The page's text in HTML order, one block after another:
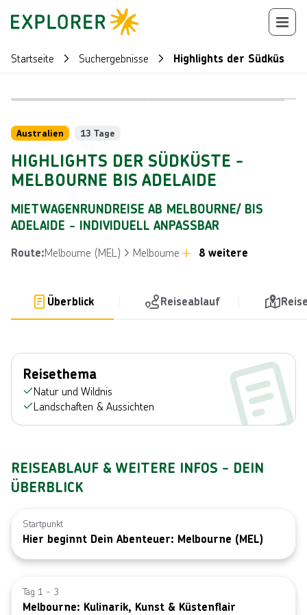
Startseite Suchergebnisse Highlights der Südküste
Australien 13 Tage
HIGHLIGHTS DER SÜDKÜSTE -
MELBOURNE BIS ADELAIDE
MIETWAGENRUNDREISE AB MELBOURNE/ BIS
ADELAIDE - INDIVIDUELL ANPASSBAR
Route:Melbourne (MEL) Melbourne 8 weitere
Überblick Reiseablauf
Reisethema
Natur und Wildnis
Landschaften & Aussichten
REISEABLAUF & WEITERE INFOS - DEIN
ÜBERBLICK
Startpunkt
Hier beginnt Dein Abenteuer: Melbourne (MEL)
Bild von ©
Tag 1 - 3
Melbourne: Kulinarik, Kunst & Küstenflair